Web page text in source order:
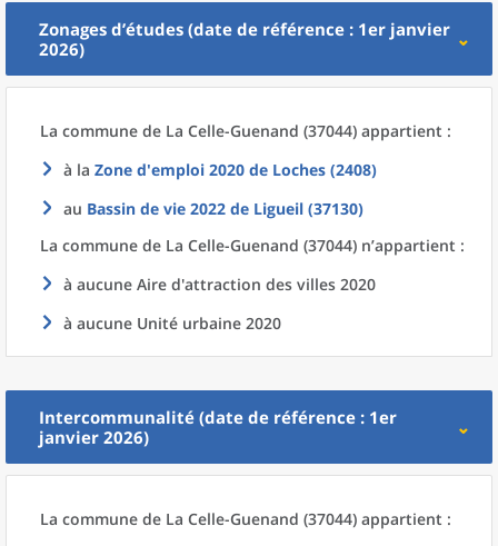
Zonages d’études (date de référence : 1er janvier
2026)
La commune de La Celle-Guenand (37044) appartient :
à la Zone d'emploi 2020 de Loches (2408)
au Bassin de vie 2022 de Ligueil (37130)
La commune de La Celle-Guenand (37044) n’appartient :
à aucune Aire d'attraction des villes 2020
à aucune Unité urbaine 2020
Intercommunalité (date de référence : 1er
janvier 2026)
La commune de La Celle-Guenand (37044) appartient :